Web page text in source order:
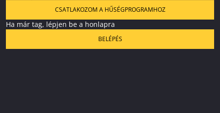
CSATLAKOZOM A HŰSÉGPROGRAMHOZ
Ha már tag, lépjen be a honlapra
BELÉPÉS